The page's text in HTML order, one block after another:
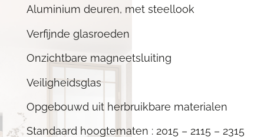
Aluminium deuren, met steellook
Verfijnde glasroeden
Onzichtbare magneetsluiting
Veiligheidsglas
Opgebouwd uit herbruikbare materialen
Standaard hoogtematen : 2015 – 2115 – 2315